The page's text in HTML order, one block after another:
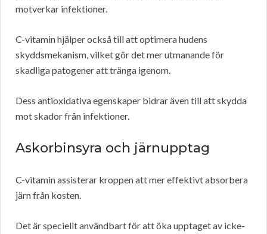
motverkar infektioner.
C-vitamin hjälper också till att optimera hudens
skyddsmekanism, vilket gör det mer utmanande för
skadliga patogener att tränga igenom.
Dess antioxidativa egenskaper bidrar även till att skydda
mot skador från infektioner.
Askorbinsyra och järnupptag
C-vitamin assisterar kroppen att mer effektivt absorbera
järn från kosten.
Det är speciellt användbart för att öka upptaget av icke-